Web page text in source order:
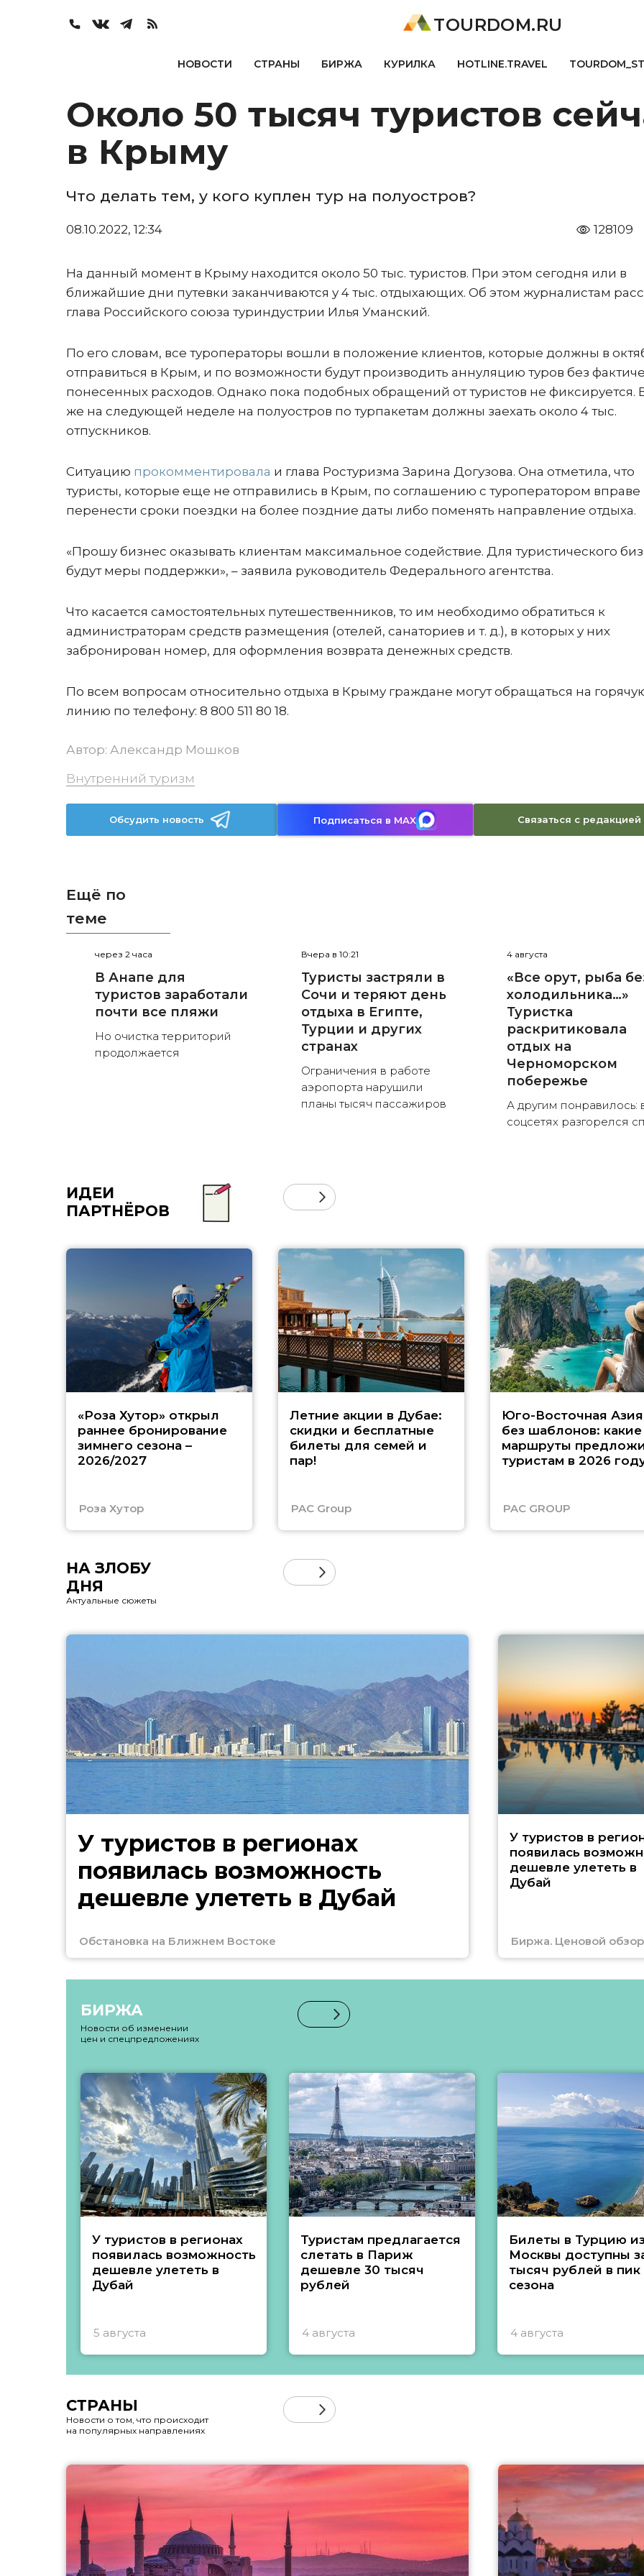
TOURDOM.RU
НОВОСТИ СТРАНЫ БИРЖА КУРИЛКА HOTLINE.TRAVEL
Около 50 тысяч туристов
в Крыму
Что делать тем, у кого куплен тур на полуостров?
08.10.2022, 12:34 128109
На данный момент в Крыму находится около 50 тыс. туристов. При этом сегодня или в
ближайшие дни путевки заканчиваются у 4 тыс. отдыхающих. Об этом журналистам
глава Российского союза туриндустрии Илья Уманский.
По его словам, все туроператоры вошли в положение клиентов, которые должны в
отправиться в Крым, и по возможности будут производить аннуляцию туров без
понесенных расходов. Однако пока подобных обращений от туристов не фиксируется.
же на следующей неделе на полуостров по турпакетам должны заехать около 4 тыс.
отпускников.
Ситуацию прокомментировала и глава Ростуризма Зарина Догузова. Она отметила, что
туристы, которые еще не отправились в Крым, по соглашению с туроператором вправе
перенести сроки поездки на более поздние даты либо поменять направление отдыха.
«Прошу бизнес оказывать клиентам максимальное содействие. Для туристического
будут меры поддержки», – заявила руководитель Федерального агентства.
Что касается самостоятельных путешественников, то им необходимо обратиться к
администраторам средств размещения (отелей, санаториев и т. д.), в которых у них
забронирован номер, для оформления возврата денежных средств.
По всем вопросам относительно отдыха в Крыму граждане могут обращаться на
линию по телефону: 8 800 511 80 18.
Автор: Александр Мошков
Внутренний туризм
Обсудить новость Подписаться в MAX Связаться с редакцией
Ещё по
теме
через 2 часа
В Анапе для
туристов заработали
почти все пляжи
Но очистка территорий
продолжается
Вчера в 10:21
Туристы застряли в
Сочи и теряют день
отдыха в Египте,
Турции и других
странах
Ограничения в работе
аэропорта нарушили
планы тысяч пассажиров
4 августа
«Все орут, рыба
холодильника…»
Туристка
раскритиковала
отдых на
Черноморском
побережье
А другим понравилось:
соцсетях разгорелся
ИДЕИ
ПАРТНЁРОВ
«Роза Хутор» открыл
раннее бронирование
зимнего сезона –
2026/2027
Роза Хутор
Летние акции в Дубае:
скидки и бесплатные
билеты для семей и
пар!
PAC Group
Юго-Восточная Азия
без шаблонов: какие
маршруты
туристам в 2026
PAC GROUP
НА ЗЛОБУ
ДНЯ
Актуальные сюжеты
У туристов в регионах
появилась возможность
дешевле улететь в Дубай
Обстановка на Ближнем Востоке
У туристов в
появилась
дешевле улететь в
Дубай
Биржа. Ценовой обзор
БИРЖА
Новости об изменении
цен и спецпредложениях
У туристов в регионах
появилась возможность
дешевле улететь в
Дубай
5 августа
Туристам предлагается
слетать в Париж
дешевле 30 тысяч
рублей
4 августа
Билеты в Турцию из
Москвы доступны
тысяч рублей в пик
сезона
4 августа
СТРАНЫ
Новости о том, что происходит
на популярных направлениях